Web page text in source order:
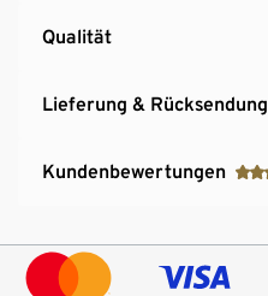
Qualität
Lieferung & Rücksendung
Kundenbewertungen